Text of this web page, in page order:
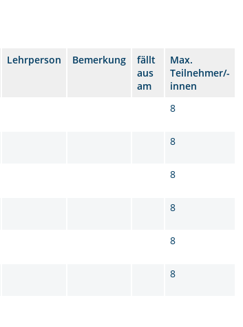
Lehrperson Bemerkung
fällt
aus
am
Max.
Teilnehmer/-
innen
8
8
8
8
8
8